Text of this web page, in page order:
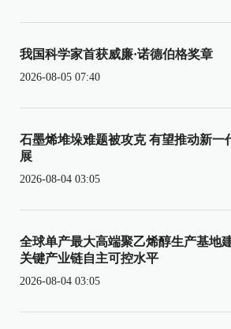
我国科学家首获威廉·诺德伯格奖章
2026-08-05 07:40
石墨烯堆垛难题被攻克 有望推动新一
展
2026-08-04 03:05
全球单产最大高端聚乙烯醇生产基地
关键产业链自主可控水平
2026-08-04 03:05